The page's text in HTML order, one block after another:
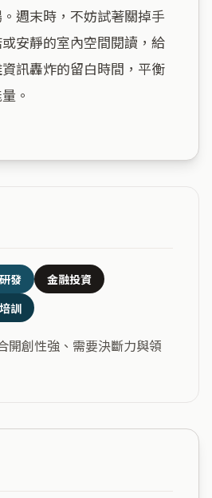
週末時，不妨試著關掉手
安靜的室內空間閱讀，給
訊轟炸的留白時間，平衡
。
發
金融投資
訓
開創性強、需要決斷力與領